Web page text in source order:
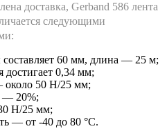
доставка, Gerband 586 лента
следующими
60 мм, длина — 25 м;
достигает 0,34 мм;
около 50 Н/25 мм;
— 20%;
Н/25 мм;
— от -40 до 80 °C.